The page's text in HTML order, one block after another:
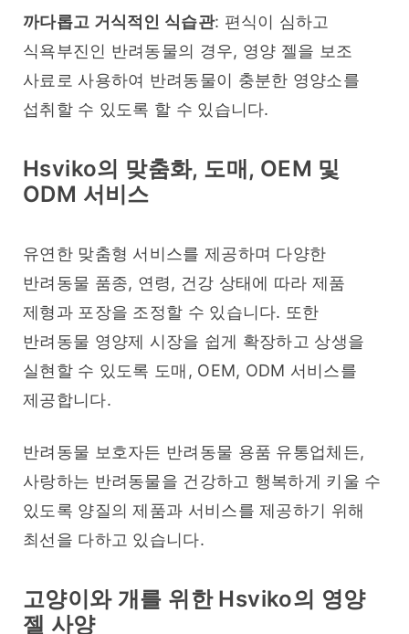
까다롭고 거식적인 식습관: 편식이 심하고
식욕부진인 반려동물의 경우, 영양 젤을 보조
사료로 사용하여 반려동물이 충분한 영양소를
섭취할 수 있도록 할 수 있습니다.
Hsviko의 맞춤화, 도매, OEM 및
ODM 서비스
유연한 맞춤형 서비스를 제공하며 다양한
반려동물 품종, 연령, 건강 상태에 따라 제품
제형과 포장을 조정할 수 있습니다. 또한
반려동물 영양제 시장을 쉽게 확장하고 상생을
실현할 수 있도록 도매, OEM, ODM 서비스를
제공합니다.
반려동물 보호자든 반려동물 용품 유통업체든,
사랑하는 반려동물을 건강하고 행복하게 키울 수
있도록 양질의 제품과 서비스를 제공하기 위해
최선을 다하고 있습니다.
고양이와 개를 위한 Hsviko의 영양
젤 사양